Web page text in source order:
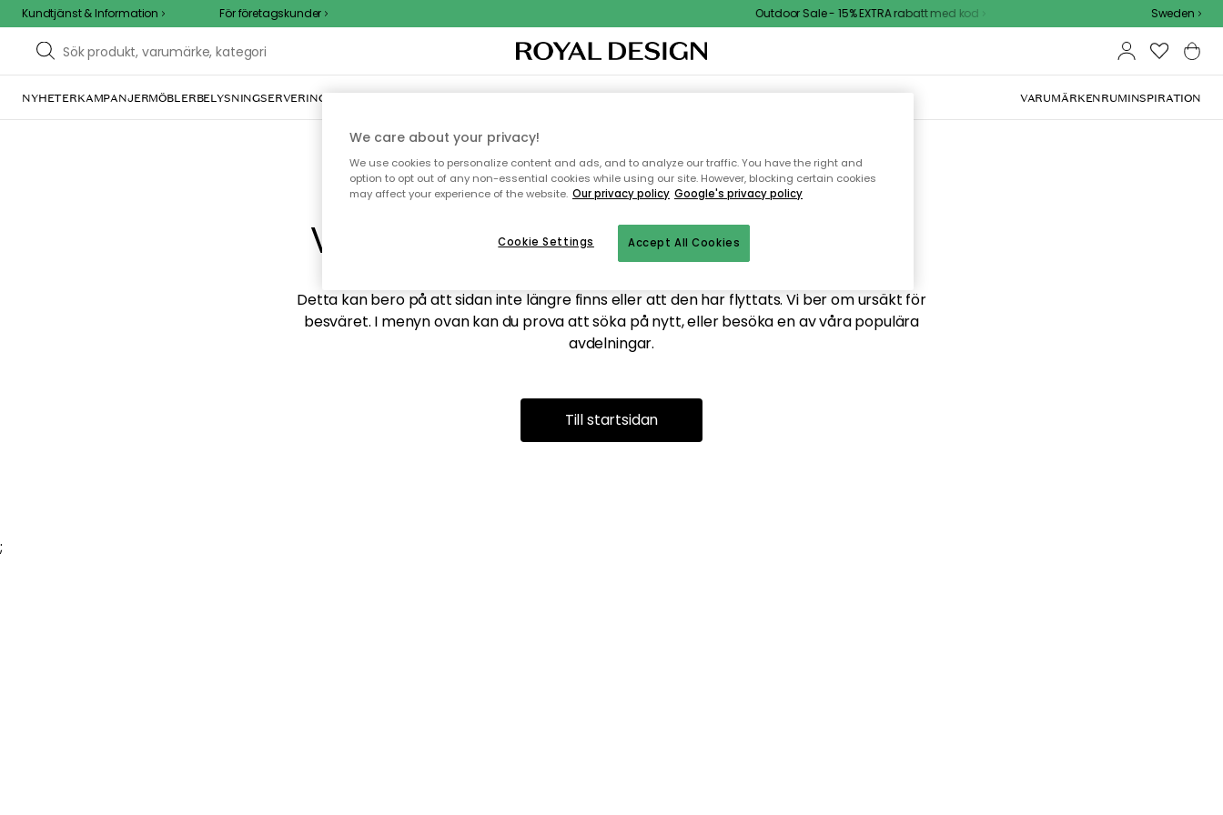
Kundtjänst & Information För företagskunder Outdoor Sale - 15% EXTRA rabatt med kod Sweden
NYHETERKAMPANJERMÖBLERBELYSNINGSERVERING INREDNINGTEXTIL & MATTORKÖKETFÖRVARINGUTEMÖBLER VARUMÄRKENRUMINSPIRATION
Vi hittar tyvärr inte sidan du söker
Detta kan bero på att sidan inte längre finns eller att den har flyttats. Vi ber om ursäkt för
besväret. I menyn ovan kan du prova att söka på nytt, eller besöka en av våra populära
avdelningar.
Till startsidan
;
We care about your privacy!
We use cookies to personalize content and ads, and to analyze our traffic. You have the right and
option to opt out of any non-essential cookies while using our site. However, blocking certain cookies
may affect your experience of the website. Our privacy policy Google's privacy policy
Accept All Cookies
Cookie Settings